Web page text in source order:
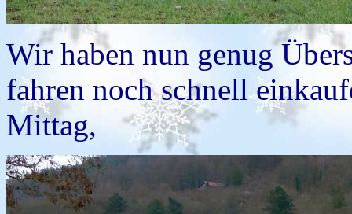
Wir haben nun genug
fahren noch schnell
Mittag,